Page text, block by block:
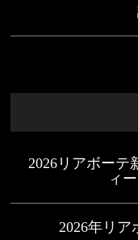
2026リアボーテ
ィ
2026年リ